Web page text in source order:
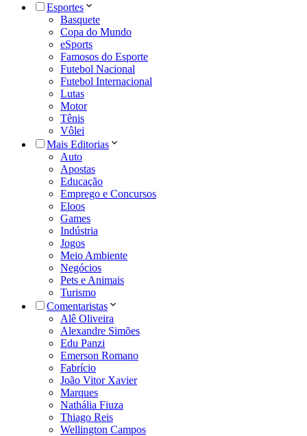
Esportes
Basquete
Copa do Mundo
eSports
Famosos do Esporte
Futebol Nacional
Futebol Internacional
Lutas
Motor
Tênis
Vôlei
Mais Editorias
Auto
Apostas
Educação
Emprego e Concursos
Eloos
Games
Indústria
Jogos
Meio Ambiente
Negócios
Pets e Animais
Turismo
Comentaristas
Alê Oliveira
Alexandre Simões
Edu Panzi
Emerson Romano
Fabrício
João Vitor Xavier
Marques
Nathália Fiuza
Thiago Reis
Wellington Campos